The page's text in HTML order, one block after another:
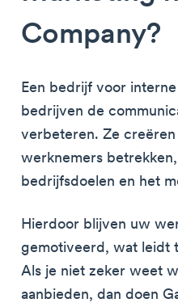
Company?
Een bedrijf voor
bedrijven de
verbeteren. Ze
werknemers
bedrijfsdoelen en het
Hierdoor blijven uw
gemotiveerd, wat leidt
Als je niet zeker weet
aanbieden, dan doen